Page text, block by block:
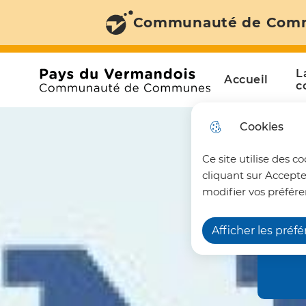
Cookies
Ce site utilise des
cliquant sur
modifier vos
Afficher les
Aller au menu Aller à la recherche Aller au
Communauté de
Communauté de Communes du Pays du
v
g
a
t
i
Accueil